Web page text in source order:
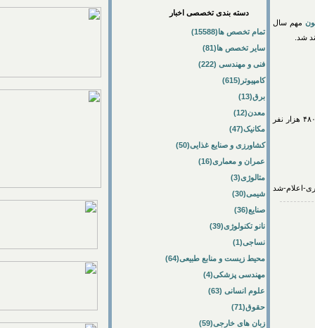
سال
‌ها و مؤسسات آموزش عالی حدود ۴۸۰ هزار نفر
دسته بندی تخصصی اخبار
تمام تخصص ها(15588)
سایر تخصص ها(81)
فنی و مهندسی (222)
کامپیوتر(615)
برق(13)
معدن(12)
مکانیک(47)
کشاورزی و صنایع غذایی(50)
عمران و معماری(16)
متالوژی(3)
شیمی(30)
صنایع(36)
نانو تکنولوژی(39)
نساجی(1)
محیط زیست و منابع طبیعی(64)
مهندسی پزشکی(4)
علوم انسانی (63)
حقوق(71)
زبان های خارجی(59)